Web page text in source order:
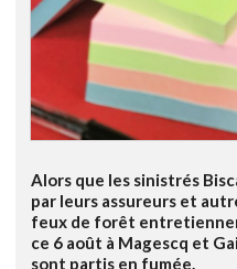
Alors que les sinistrés
par leurs assureurs et
feux de forêt
ce 6 août à Magescq et
sont partis en fumée.